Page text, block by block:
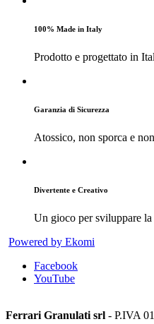
100% Made in Italy
Prodotto e progettato in
Garanzia di Sicurezza
Atossico, non sporca e
Divertente e Creativo
Un gioco per sviluppare la
Powered by Ekomi
Facebook
YouTube
Ferrari Granulati srl - P.IVA